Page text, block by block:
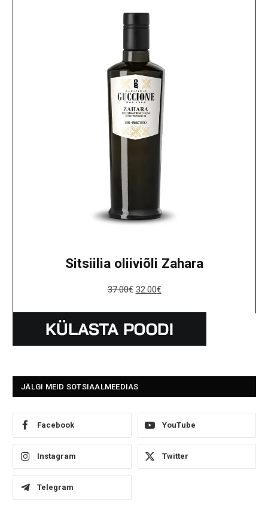
Sitsiilia oliiviõli Zahara
37.00€ 32.00€
JÄLGI MEID SOTSIAALMEEDIAS
Facebook YouTube
Instagram Twitter
Telegram